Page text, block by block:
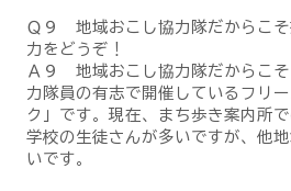
Ｑ９ 地域おこし協力隊だからこ
力をどうぞ！
Ａ９ 地域おこし協力隊だからこ
力隊員の有志で開催しているフリ
ク」です。現在、まち歩き案内所
学校の生徒さんが多いですが、他
いです。